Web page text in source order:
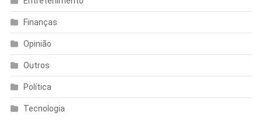
Finanças
Opinião
Outros
Política
Tecnologia